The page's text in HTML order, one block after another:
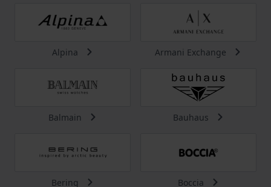
Alpina Armani Exchange
Balmain Bauhaus
Bering Boccia